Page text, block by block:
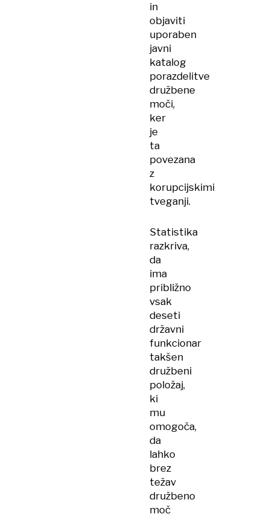
in
objaviti
uporaben
javni
katalog
porazdelitve
družbene
moči,
ker
je
ta
povezana
z
korupcijskimi
tveganji.
Statistika
razkriva,
da
ima
približno
vsak
deseti
državni
funkcionar
takšen
družbeni
položaj,
ki
mu
omogoča,
da
lahko
brez
težav
družbeno
moč